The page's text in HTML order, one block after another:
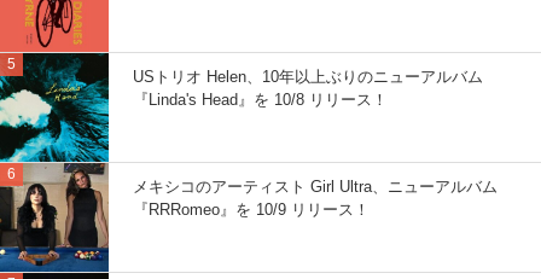
USトリオ Helen、10年以上ぶりのニューアルバム
『Linda's Head』を 10/8 リリース！
メキシコのアーティスト Girl Ultra、ニューアルバム
『RRRomeo』を 10/9 リリース！